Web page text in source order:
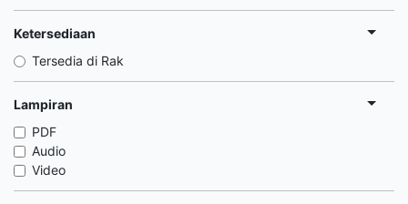
Ketersediaan
Tersedia di Rak
Lampiran
PDF
Audio
Video